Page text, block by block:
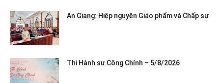
An Giang: Hiệp nguyện Giáo phẩm và Chấp sự
Thi Hành sự Công Chính – 5/8/2026